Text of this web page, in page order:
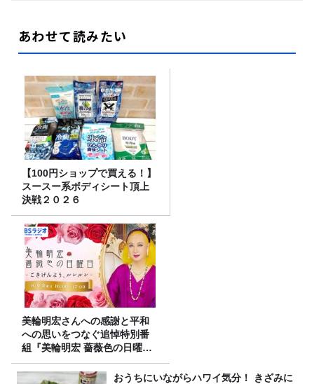
あわせて読みたい
【100円ショップで買える！】
スースー系ボディシート頂上
決戦２０２６
美輪明宏さんへの感謝と平和
への思いをつなぐ追悼特別番
組『美輪明宏 薔薇色の日曜日
～ごきげんよう、ルンルン
～』8/9（日）16時放送おうちにいながらハワイ気分！ きざみに